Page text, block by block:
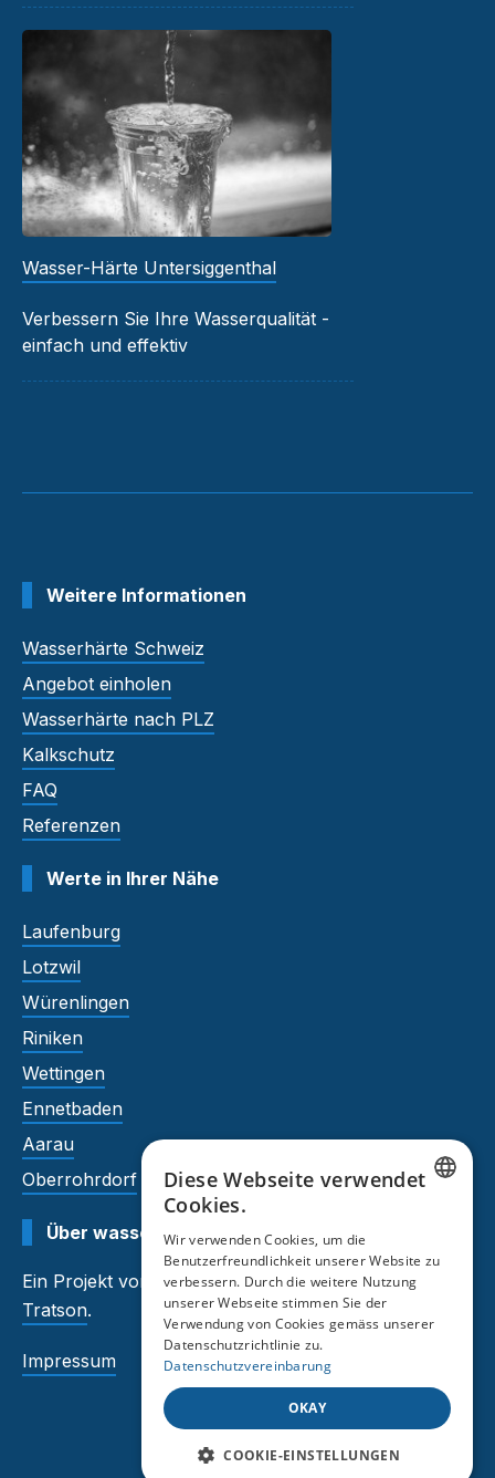
Wasser-Härte Untersiggenthal
Verbessern Sie Ihre Wasserqualität -
einfach und effektiv
Weitere Informationen
Wasserhärte Schweiz
Angebot einholen
Wasserhärte nach PLZ
Kalkschutz
FAQ
Referenzen
Werte in Ihrer Nähe
Laufenburg
Lotzwil
Würenlingen
Riniken
Wettingen
Ennetbaden
Aarau
Oberrohrdorf
Über wasserhaerte.tratson.ch
Ein Projekt von Auftragsmeisterund
Tratson.
Impressum
FRENCH
Diese Webseite verwendet
Cookies.
Wir verwenden Cookies, um die
Benutzerfreundlichkeit unserer Website zu
verbessern. Durch die weitere Nutzung
unserer Webseite stimmen Sie der
Verwendung von Cookies gemäss unserer
Datenschutzrichtlinie zu.
Datenschutzvereinbarung
OKAY
COOKIE-EINSTELLUNGEN